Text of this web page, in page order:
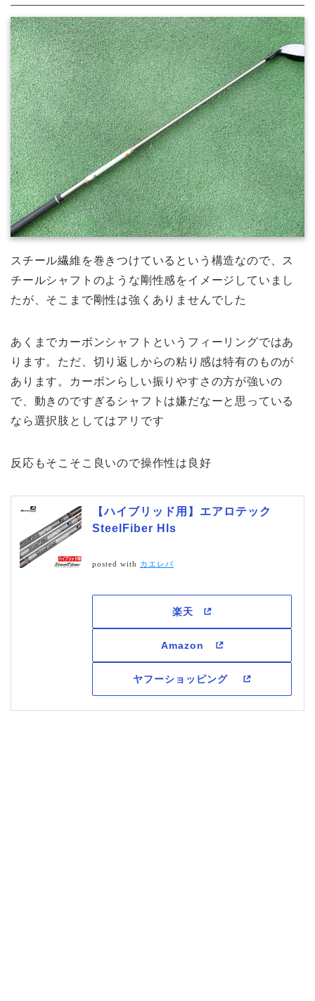
スチール繊維を巻きつけているという構造なので、ス
チールシャフトのような剛性感をイメージしていまし
たが、そこまで剛性は強くありませんでした
あくまでカーボンシャフトというフィーリングではあ
ります。ただ、切り返しからの粘り感は特有のものが
あります。カーボンらしい振りやすさの方が強いの
で、動きのですぎるシャフトは嫌だなーと思っている
なら選択肢としてはアリです
反応もそこそこ良いので操作性は良好
【ハイブリッド用】エアロテック
SteelFiber Hls
posted with カエレバ